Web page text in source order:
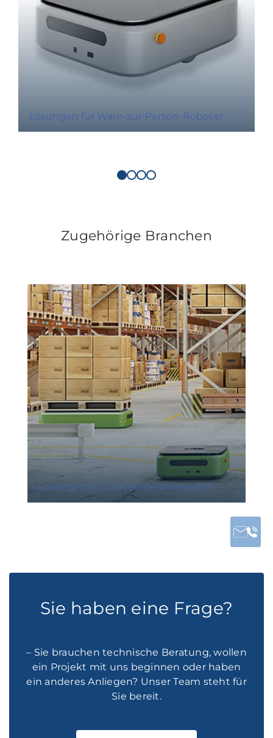
Lösungen für Ware-zur-Person-Roboter
Zugehörige Branchen
Lösungen für den Materialtransport
Sie haben eine Frage?
– Sie brauchen technische Beratung, wollen
ein Projekt mit uns beginnen oder haben
ein anderes Anliegen? Unser Team steht für
Sie bereit.